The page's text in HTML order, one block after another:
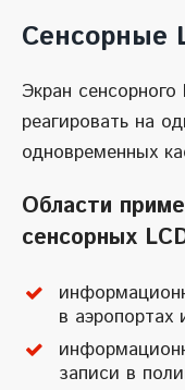
Сенсорные
Экран
реагировать на
одновременных
Области
сенсорных
в аэропортах
записи в